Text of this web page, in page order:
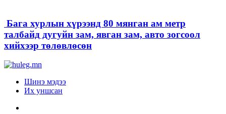
Бага хурлын хүрээнд 80 мянган ам метр
талбайд дугуйн зам, явган зам, авто зогсоол
хийхээр төлөвлөсөн
Шинэ мэдээ
Их уншсан